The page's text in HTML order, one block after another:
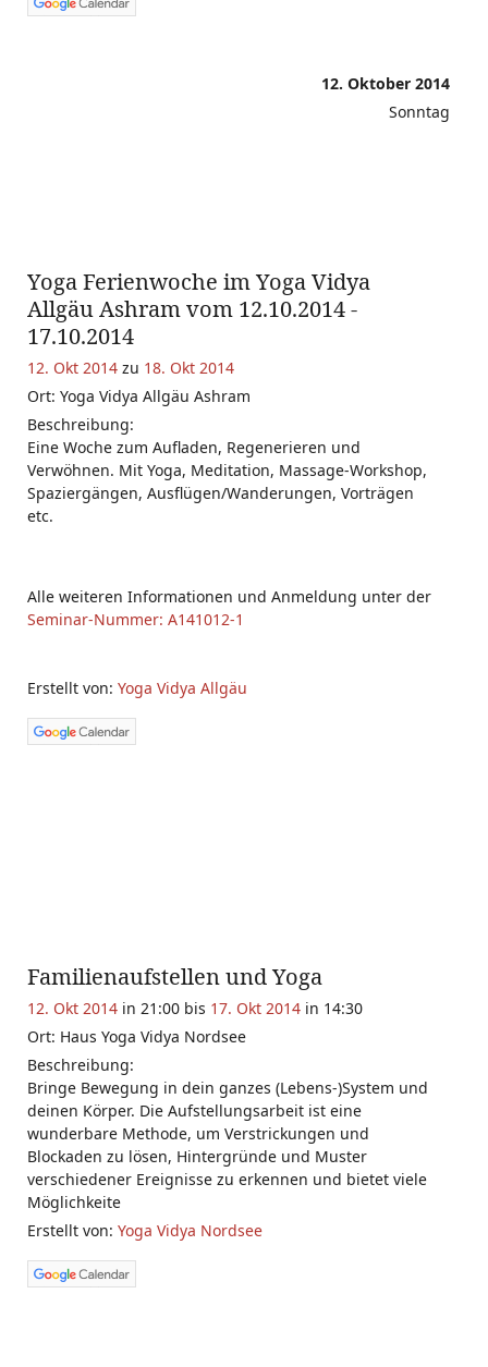
12. Oktober 2014
Sonntag
Yoga Ferienwoche im Yoga Vidya
Allgäu Ashram vom 12.10.2014 -
17.10.2014
12. Okt 2014 zu 18. Okt 2014
Ort: Yoga Vidya Allgäu Ashram
Beschreibung:
Eine Woche zum Aufladen, Regenerieren und
Verwöhnen. Mit Yoga, Meditation, Massage-Workshop,
Spaziergängen, Ausflügen/Wanderungen, Vorträgen
etc.
Alle weiteren Informationen und Anmeldung unter der
Seminar-Nummer: A141012-1
Erstellt von: Yoga Vidya Allgäu
Familienaufstellen und Yoga
12. Okt 2014 in 21:00 bis 17. Okt 2014 in 14:30
Ort: Haus Yoga Vidya Nordsee
Beschreibung:
Bringe Bewegung in dein ganzes (Lebens-)System und
deinen Körper. Die Aufstellungsarbeit ist eine
wunderbare Methode, um Verstrickungen und
Blockaden zu lösen, Hintergründe und Muster
verschiedener Ereignisse zu erkennen und bietet viele
Möglichkeite
Erstellt von: Yoga Vidya Nordsee